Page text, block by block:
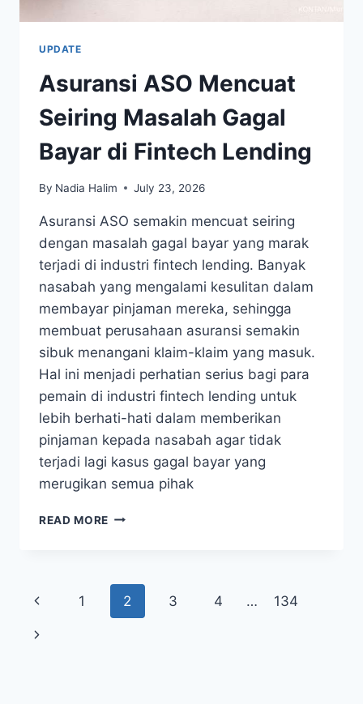
UPDATE
Asuransi ASO Mencuat
Seiring Masalah Gagal
Bayar di Fintech Lending
By Nadia Halim July 23, 2026
Asuransi ASO semakin mencuat seiring
dengan masalah gagal bayar yang marak
terjadi di industri fintech lending. Banyak
nasabah yang mengalami kesulitan dalam
membayar pinjaman mereka, sehingga
membuat perusahaan asuransi semakin
sibuk menangani klaim-klaim yang masuk.
Hal ini menjadi perhatian serius bagi para
pemain di industri fintech lending untuk
lebih berhati-hati dalam memberikan
pinjaman kepada nasabah agar tidak
terjadi lagi kasus gagal bayar yang
merugikan semua pihak
READ MORE ASURANSI
MASALAH
GAGAL
BAYAR
Page
navigation
Previous
Page
1 2 3 4 … 134
Next